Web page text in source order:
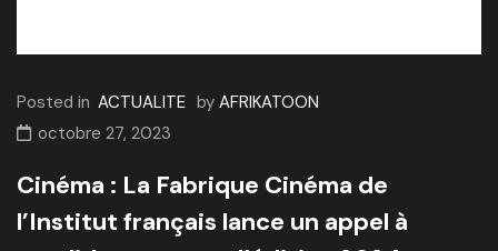
Posted in ACTUALITE by AFRIKATOON
octobre 27, 2023
Cinéma : La Fabrique Cinéma de
l’Institut français lance un appel à